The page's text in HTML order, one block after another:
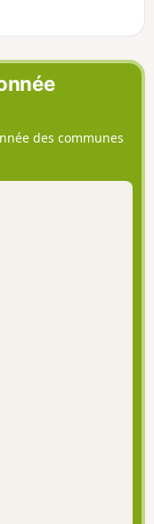
des communes